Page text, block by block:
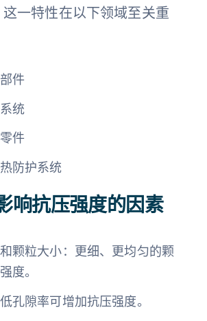
一特性在以下领域至关重
件
统
件
防护系统
响抗压强度的因素
颗粒大小：更细、更均匀的颗
度。
孔隙率可增加抗压强度。